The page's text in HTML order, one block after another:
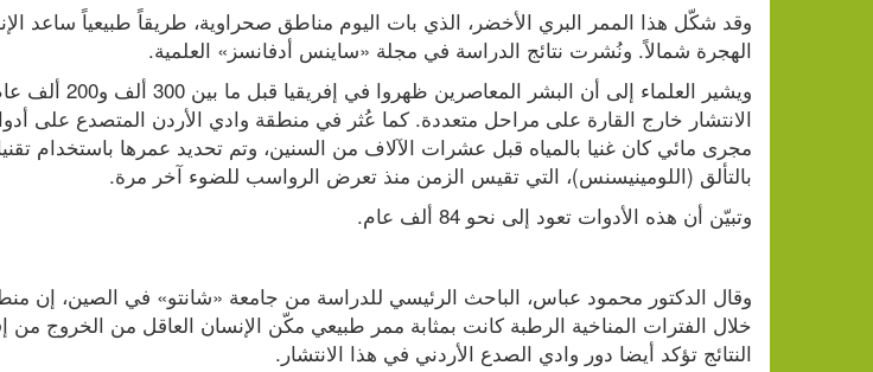
الهجرة شمالاً. ونُشرت نتائج الدراسة في مجلة «ساينس أدفانسز» العلمية.
بالتألق (اللومينيسنس)، التي تقيس الزمن منذ تعرض الرواسب للضوء آخر مرة.
وتبيّن أن هذه الأدوات تعود إلى نحو 84 ألف عام.
النتائج تؤكد أيضا دور وادي الصدع الأردني في هذا الانتشار.